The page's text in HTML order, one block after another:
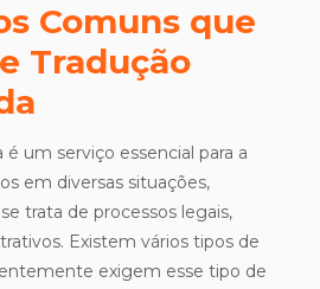
Comuns que
Tradução
um serviço essencial para a
em diversas situações,
trata de processos legais,
Existem vários tipos de
exigem esse tipo de